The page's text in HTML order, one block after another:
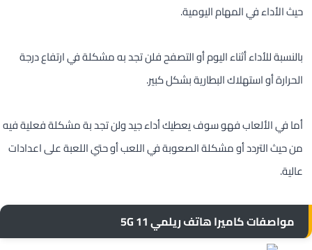
حيث الأداء في المهام اليومية.
بالنسبة للأداء أثناء اليوم أو التصفح فلن تجد به مشكلة في ارتفاع درجة
الحرارة أو استهلاك البطارية بشكل كبير.
أما في الألعاب فهو سوف يعطيك أداء جيد ولن تجد بة مشكلة فعلية فيه
من حيث التردد أو مشكلة الصعوبة في اللعب أو حتي اللعبة على اعدادات
عالية.
مواصفات كاميرا هاتف ريلمي 11 5G